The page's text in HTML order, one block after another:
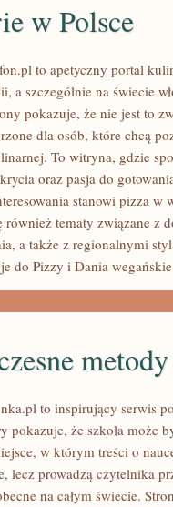
w Polsce
to apetyczny portal
a szczególnie na świecie
pokazuje, że nie jest to
dla osób, które chcą
To witryna, gdzie
oraz pasja do
stanowi pizza w
również tematy związane z
a także z regionalnymi
do Pizzy i Dania
to inspirujący serwis
pokazuje, że szkoła może
w którym treści o
lecz prowadzą czytelnika
na całym świecie.